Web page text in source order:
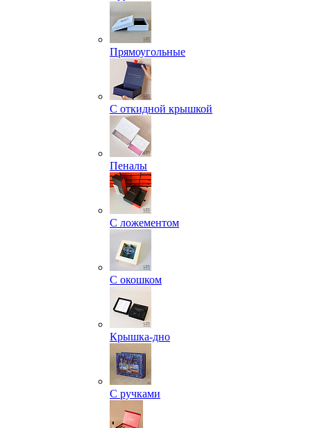
Прямоугольные
С откидной крышкой
Пеналы
С ложементом
С окошком
Крышка-дно
С ручками